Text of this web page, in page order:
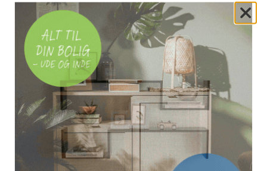
SÆDEBREDDE
166,5 cm
SÆDEDYBDE
55,5 cm
RYGLÆNSHØJDE
41 cm
SÆDEHØJDE FRA GULV
43 cm
TYKKELSE PÅ SÆDEHYNDE